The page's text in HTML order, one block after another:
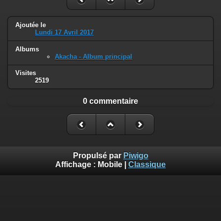
Ajoutée le
Lundi 17 Avril 2017
Albums
Akacha - Album principal
Visites
2519
0 commentaire
Propulsé par Piwigo
Affichage : Mobile Classique